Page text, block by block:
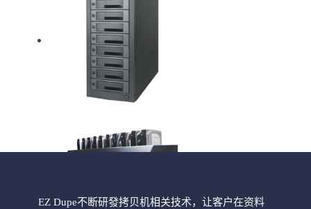
EZ Dupe不断研發拷贝机相关技术，让客户在资料